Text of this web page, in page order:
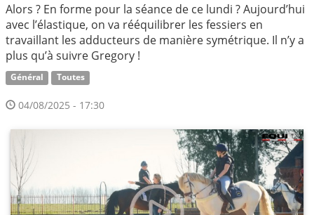
Alors ? En forme pour la séance de ce lundi ? Aujourd’hui
avec l’élastique, on va rééquilibrer les fessiers en
travaillant les adducteurs de manière symétrique. Il n’y a
plus qu’à suivre Gregory !
Général Toutes
04/08/2025 - 17:30